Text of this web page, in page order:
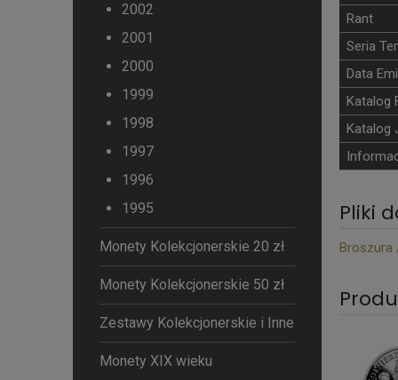
2002
2001
2000
1999
1998
1997
1996
1995
Monety Kolekcjonerskie 20 zł
Monety Kolekcjonerskie 50 zł
Zestawy Kolekcjonerskie i Inne
Monety XIX wieku
Rant
Seria
Data
Katalog
Katalog
Pliki
Broszura